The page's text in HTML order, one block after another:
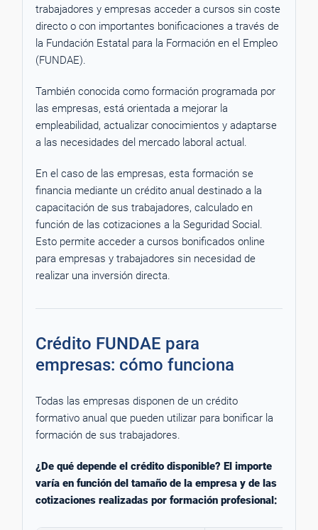
trabajadores y empresas acceder a cursos sin coste
directo o con importantes bonificaciones a través de
la Fundación Estatal para la Formación en el Empleo
(FUNDAE).
También conocida como formación programada por
las empresas, está orientada a mejorar la
empleabilidad, actualizar conocimientos y adaptarse
a las necesidades del mercado laboral actual.
En el caso de las empresas, esta formación se
financia mediante un crédito anual destinado a la
capacitación de sus trabajadores, calculado en
función de las cotizaciones a la Seguridad Social.
Esto permite acceder a cursos bonificados online
para empresas y trabajadores sin necesidad de
realizar una inversión directa.
Crédito FUNDAE para
empresas: cómo funciona
Todas las empresas disponen de un crédito
formativo anual que pueden utilizar para bonificar la
formación de sus trabajadores.
¿De qué depende el crédito disponible? El importe
varía en función del tamaño de la empresa y de las
cotizaciones realizadas por formación profesional: